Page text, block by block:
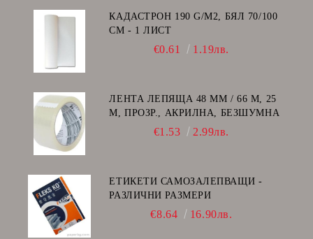
КАДАСТРОН 190 G/M2, БЯЛ 70/100
СМ - 1 ЛИСТ
€0.61 1.19лв.
ЛЕНТА ЛЕПЯЩА 48 ММ / 66 М, 25
Μ, ПРОЗР., АКРИЛНА, БЕЗШУМНА
€1.53 2.99лв.
ЕТИКЕТИ САМОЗАЛЕПВАЩИ -
РАЗЛИЧНИ РАЗМЕРИ
€8.64 16.90лв.